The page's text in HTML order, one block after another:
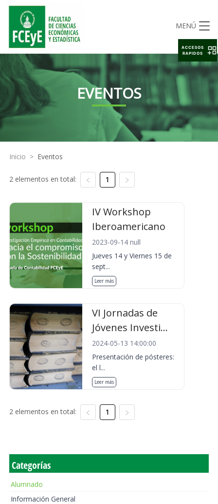
MENÚ
EVENTOS
Inicio > Eventos
2 elementos en total: 1
IV Workshop
Iberoamericano
2023-09-14 null
Jueves 14 y Viernes 15 de
sept...
Leer más
VI Jornadas de
Jóvenes Investi...
2024-05-13 14:00:00
Presentación de pósteres:
el l...
Leer más
2 elementos en total: 1
Categorías
Alumnado
Información General
ACCESOS
RAPIDOS